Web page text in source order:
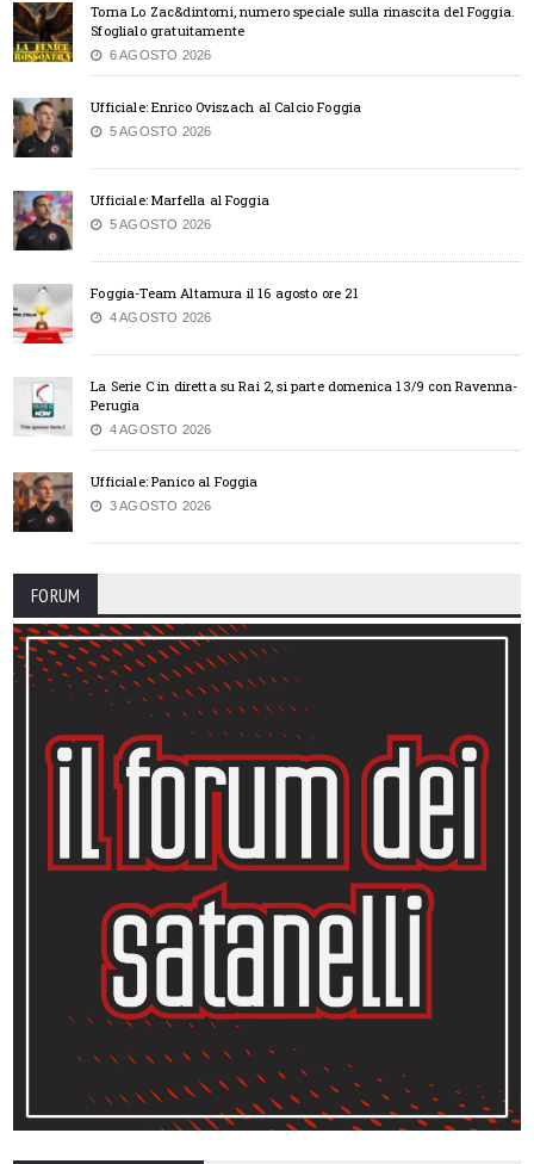
Torna Lo Zac&dintorni, numero speciale sulla rinascita del Foggia.
Sfoglialo gratuitamente
6 AGOSTO 2026
Ufficiale: Enrico Oviszach al Calcio Foggia
5 AGOSTO 2026
Ufficiale: Marfella al Foggia
5 AGOSTO 2026
Foggia-Team Altamura il 16 agosto ore 21
4 AGOSTO 2026
La Serie C in diretta su Rai 2, si parte domenica 13/9 con Ravenna-
Perugia
4 AGOSTO 2026
Ufficiale: Panico al Foggia
3 AGOSTO 2026
FORUM